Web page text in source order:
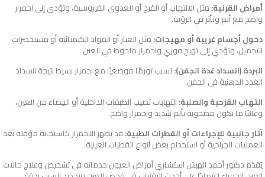
أمراض القرنية: مثل الالتهاب أو القرح أو العدوى الفيروسية، وتؤدي إلى احمرار
واضح مع ألم وتأثر في الرؤية.
دخول أجسام غريبة أو مهيجات: مثل الغبار أو المواد الكيميائية أو مستحضرات
التجميل، وتؤدي إلى تهيج فوري واحمرار ملحوظ في العين.
البردة (انسداد غدة الجفن):تسبب تورمًا موضعيًا مع احمرار بسيط نتيجة انسداد
الغدد الدهنية في الجفن.
التهاب القزحية والصلبة: التهابات تصيب الطبقات الداخلية أو البيضاء من العين،
وغالبًا ما تكون مصحوبة بألم شديد واحمرار واضح.
آثار جانبية للإجراءات أو القطرات الطبية: قد يظهر الاحمرار كاستجابة مؤقتة بعد
العمليات الجراحية أو استخدام بعض أنواع القطرات العينية.
يُقدّم دكتور أحمد الهبش استشاري أمراض العيون خدماته في تشخيص وعلاج حالات